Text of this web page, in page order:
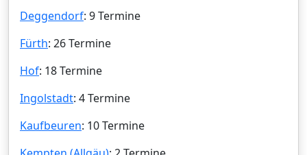
Deggendorf: 9 Termine
Fürth: 26 Termine
Hof: 18 Termine
Ingolstadt: 4 Termine
Kaufbeuren: 10 Termine